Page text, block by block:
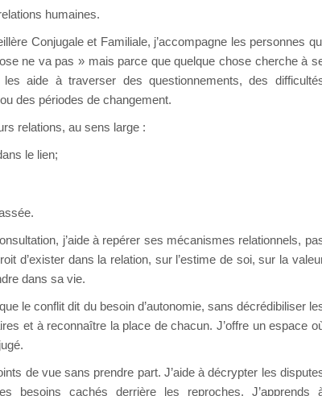
humaines.
Conjugale et Familiale, j’accompagne les personnes
ne va pas » mais parce que quelque chose cherche à
aide à traverser des questionnements, des
des périodes de changement.
relations, au sens large :
le lien;
j’aide à repérer ses mécanismes relationnels,
d’exister dans la relation, sur l’estime de soi, sur la
dans sa vie.
le conflit dit du besoin d’autonomie, sans décrédibiliser
et à reconnaître la place de chacun. J’offre un espace
de vue sans prendre part. J’aide à décrypter les
besoins cachés derrière les reproches. J’apprends